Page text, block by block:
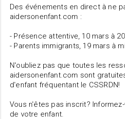
Des événements en direct à ne
aidersonenfant.com :
- Présence attentive, 10 mars à
- Parents immigrants, 19 mars à
N'oubliez pas que toutes les
aidersonenfant.com sont
d'enfant fréquentant le CSSRDN!
Vous n'êtes pas inscrit?
de votre enfant.